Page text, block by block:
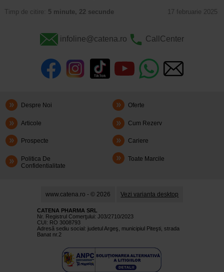
Timp de citire: 5 minute, 22 secunde 17 februarie 2025
infoline@catena.ro CallCenter
Despre Noi Oferte
Articole Cum Rezerv
Prospecte Cariere
Politica De
Confidentialitate
Toate Marcile
www.catena.ro - © 2026 Vezi varianta desktop
CATENA PHARMA SRL
Nr. Registrul Comerţului: J03/2710/2023
CUI: RO 3008793
Adresă sediu social: judetul Argeş, municipiul Piteşti, strada
Banat nr.2